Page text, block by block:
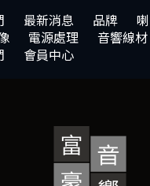
最新消息 品牌
電源處理 音響線材
會員中心